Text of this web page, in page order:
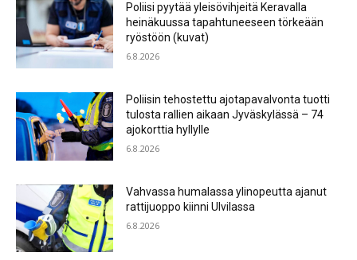
Poliisi pyytää yleisövihjeitä Keravalla
heinäkuussa tapahtuneeseen törkeään
ryöstöön (kuvat)
6.8.2026
Poliisin tehostettu ajotapavalvonta tuotti
tulosta rallien aikaan Jyväskylässä – 74
ajokorttia hyllylle
6.8.2026
Vahvassa humalassa ylinopeutta ajanut
rattijuoppo kiinni Ulvilassa
6.8.2026